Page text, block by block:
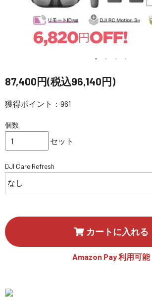
RC・ロボット部品
講習会･国家資格･WEBセミナー
サポート・Q&A / 法人・学生のお客様
コーポレートサイト
SEKIDO 会社概要
87,400円(税込96,140円)
獲得ポイント：961
個数
セット
DJI Care Refresh
カートに入れる
Amazon Pay 利用可能